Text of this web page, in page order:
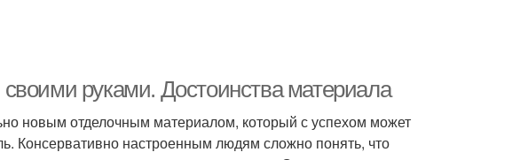
руками. Достоинства материала
новым отделочным материалом, который с успехом может
Консервативно настроенным людям сложно понять, что